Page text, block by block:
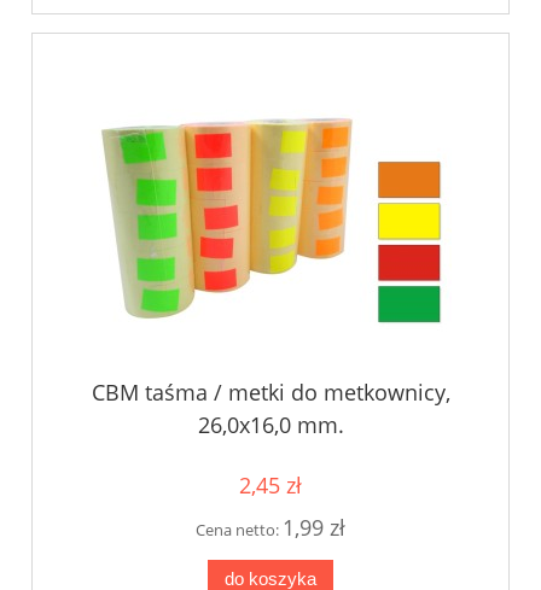
CBM taśma / metki do metkownicy,
26,0x16,0 mm.
2,45 zł
Cena netto: 1,99 zł
do koszyka